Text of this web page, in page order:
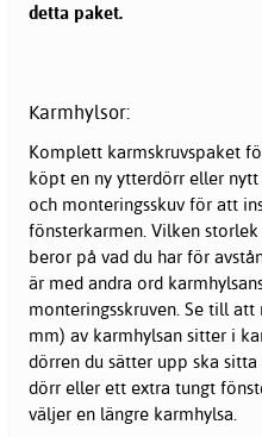
detta paket.
Karmhylsor:
Komplett karmskruvspaket
köpt en ny ytterdörr eller
och monteringsskuv för att
fönsterkarmen. Vilken
beror på vad du har för
är med andra ord
monteringsskruven. Se till
mm) av karmhylsan sitter i
dörren du sätter upp ska
dörr eller ett extra tungt
väljer en längre karmhylsa.